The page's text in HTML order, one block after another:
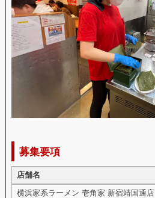
募集要項
店舗名
横浜家系ラーメン 壱角家 新宿靖国通店